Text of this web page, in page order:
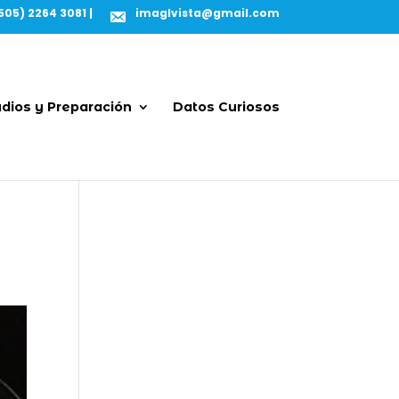
2264 3081 | imaglvista@gmail.com
y Preparación Datos Curiosos